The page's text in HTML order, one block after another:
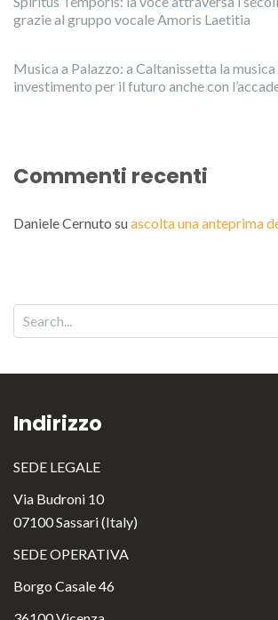
grazie al gruppo vocale Amoris Laetitia
Musica a Palazzo: a Caltanissetta la
investimento per il futuro anche con
Commenti recenti
Daniele Cernuto suascolta una anteprima
Indirizzo
SEDE LEGALE
Via Budroni 10
07100 Sassari (Italy)
SEDE OPERATIVA
Borgo Casale 46